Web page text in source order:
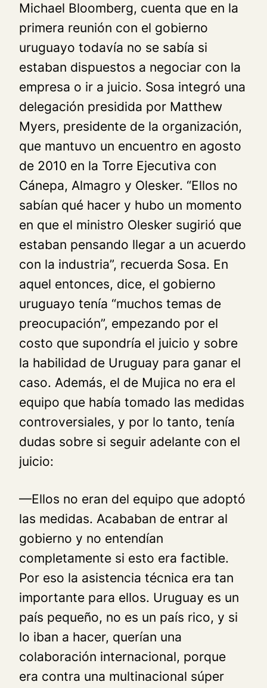
Michael Bloomberg, cuenta que en la
primera reunión con el gobierno
uruguayo todavía no se sabía si
estaban dispuestos a negociar con la
empresa o ir a juicio. Sosa integró una
delegación presidida por Matthew
Myers, presidente de la organización,
que mantuvo un encuentro en agosto
de 2010 en la Torre Ejecutiva con
Cánepa, Almagro y Olesker. “Ellos no
sabían qué hacer y hubo un momento
en que el ministro Olesker sugirió que
estaban pensando llegar a un acuerdo
con la industria”, recuerda Sosa. En
aquel entonces, dice, el gobierno
uruguayo tenía “muchos temas de
preocupación”, empezando por el
costo que supondría el juicio y sobre
la habilidad de Uruguay para ganar el
caso. Además, el de Mujica no era el
equipo que había tomado las medidas
controversiales, y por lo tanto, tenía
dudas sobre si seguir adelante con el
juicio:
—Ellos no eran del equipo que adoptó
las medidas. Acababan de entrar al
gobierno y no entendían
completamente si esto era factible.
Por eso la asistencia técnica era tan
importante para ellos. Uruguay es un
país pequeño, no es un país rico, y si
lo iban a hacer, querían una
colaboración internacional, porque
era contra una multinacional súper